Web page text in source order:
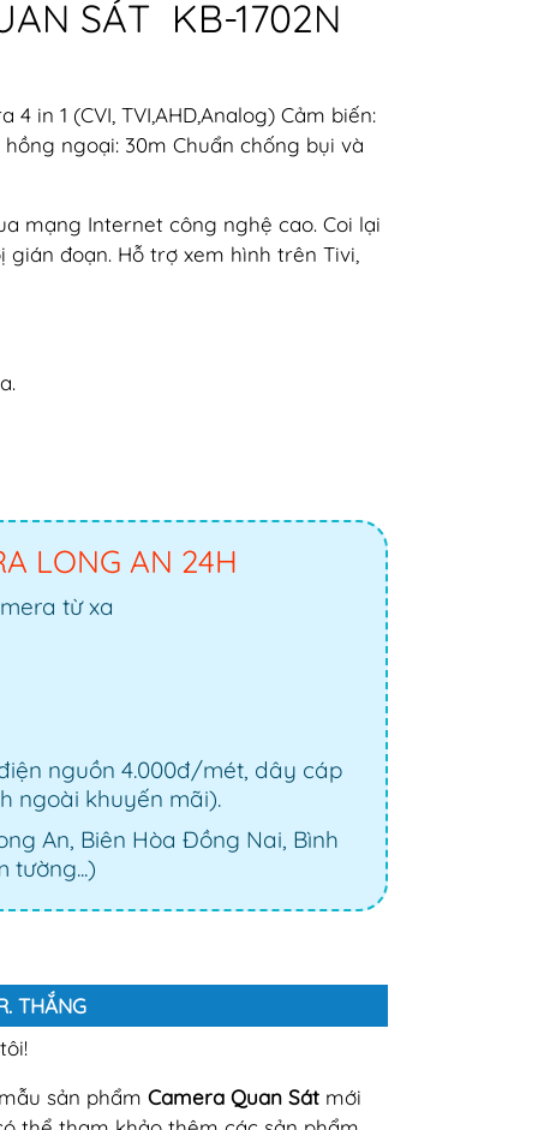
SÁT KB-1702N
in 1 (CVI, TVI,AHD,Analog) Cảm biến:
hồng ngoại: 30m Chuẩn chống bụi và
mạng Internet công nghệ cao. Coi lại
đoạn. Hỗ trợ xem hình trên Tivi,
LONG AN 24H
từ xa
nguồn 4.000đ/mét, dây cáp
ngoài khuyến mãi).
An, Biên Hòa Đồng Nai, Bình
tường...)
THẮNG
sản phẩm Camera Quan Sát mới